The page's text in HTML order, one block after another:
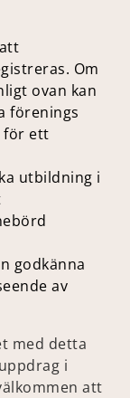
Om
ovan kan
förenings
för ett
utbildning i
godkänna
av
med detta
i
att